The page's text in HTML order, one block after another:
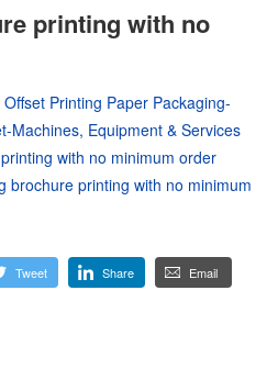
printing with no
Offset Printing Paper Packaging-
Machines, Equipment & Services
with no minimum order
brochure printing with no minimum
Tweet Share Email